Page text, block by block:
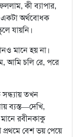
কী ব্যাপার,
একটা অর্থবোধক
যায়নি।
মানে হয় না।
আমি চলি রে, পরে
তখন
ব্যস্ত—দেখি,
মানে রবীনকাকু
বেশ ভয় পেয়ে